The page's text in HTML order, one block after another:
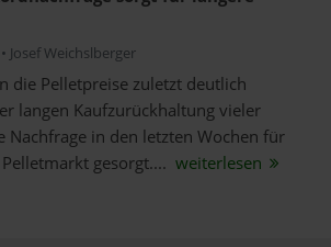
Josef Weichslberger
die Pelletpreise zuletzt deutlich
langen Kaufzurückhaltung vieler
Nachfrage in den letzten Wochen für
gesorgt.... weiterlesen